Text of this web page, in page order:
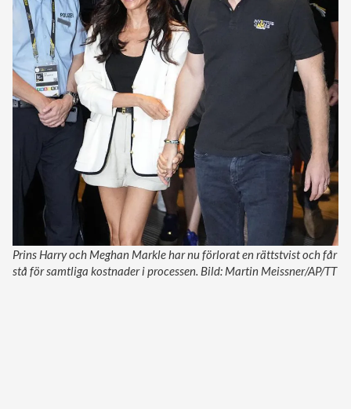
Prins Harry och Meghan Markle har nu förlorat en rättstvist och får
stå för samtliga kostnader i processen. Bild: Martin Meissner/AP/TT